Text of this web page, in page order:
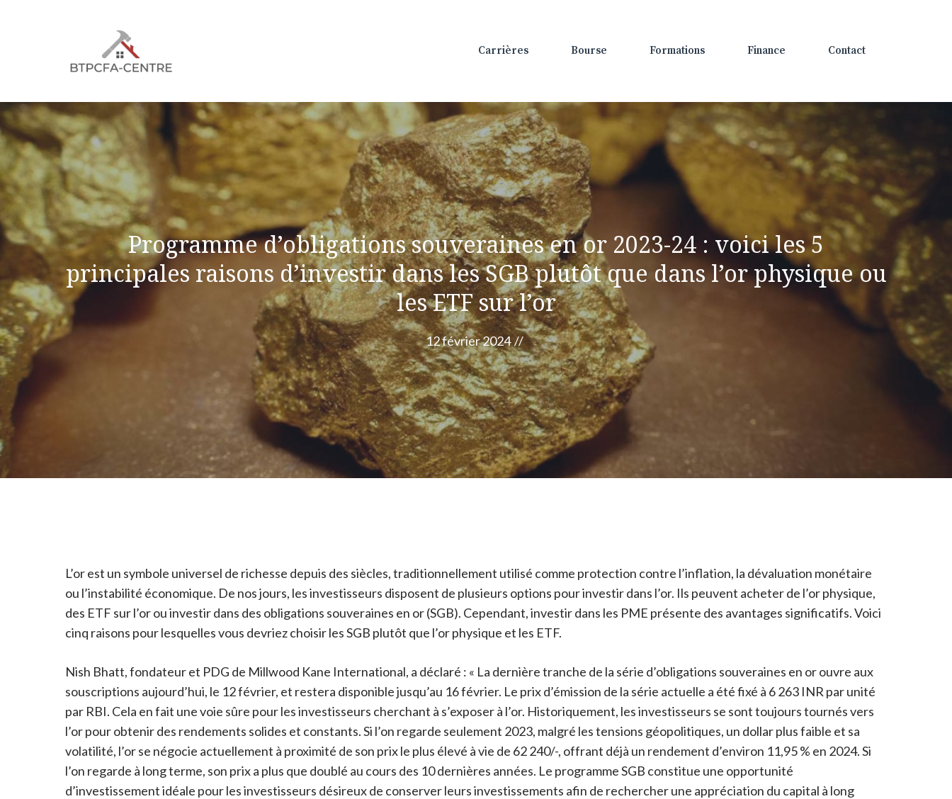
Carrières Bourse Formations Finance Contact
Programme d’obligations souveraines en or 2023-24 : voici les 5
principales raisons d’investir dans les SGB plutôt que dans l’or physique ou
les ETF sur l’or
12 février 2024 //
L’or est un symbole universel de richesse depuis des siècles, traditionnellement utilisé comme protection contre l’inflation, la dévaluation monétaire
ou l’instabilité économique. De nos jours, les investisseurs disposent de plusieurs options pour investir dans l’or. Ils peuvent acheter de l’or physique,
des ETF sur l’or ou investir dans des obligations souveraines en or (SGB). Cependant, investir dans les PME présente des avantages significatifs. Voici
cinq raisons pour lesquelles vous devriez choisir les SGB plutôt que l’or physique et les ETF.
Nish Bhatt, fondateur et PDG de Millwood Kane International, a déclaré : « La dernière tranche de la série d’obligations souveraines en or ouvre aux
souscriptions aujourd’hui, le 12 février, et restera disponible jusqu’au 16 février. Le prix d’émission de la série actuelle a été fixé à 6 263 INR par unité
par RBI. Cela en fait une voie sûre pour les investisseurs cherchant à s’exposer à l’or. Historiquement, les investisseurs se sont toujours tournés vers
l’or pour obtenir des rendements solides et constants. Si l’on regarde seulement 2023, malgré les tensions géopolitiques, un dollar plus faible et sa
volatilité, l’or se négocie actuellement à proximité de son prix le plus élevé à vie de 62 240/-, offrant déjà un rendement d’environ 11,95 % en 2024. Si
l’on regarde à long terme, son prix a plus que doublé au cours des 10 dernières années. Le programme SGB constitue une opportunité
d’investissement idéale pour les investisseurs désireux de conserver leurs investissements afin de rechercher une appréciation du capital à long